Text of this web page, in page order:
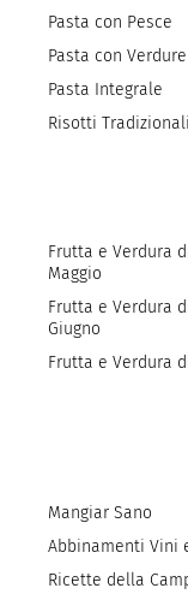
Pasta con Pesce
Pasta con Verdure
Pasta Integrale
Risotti Tradizionali
Frutta e Verdura
Maggio
Frutta e Verdura
Giugno
Frutta e Verdura
Mangiar Sano
Abbinamenti Vini
Ricette della